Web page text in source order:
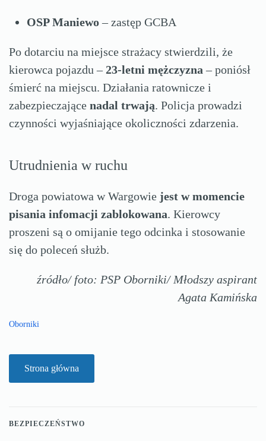
OSP Maniewo– zastęp GCBA
Po dotarciu na miejsce strażacy stwierdzili, że
kierowca pojazdu –23-letni mężczyzna – poniósł
śmierć na miejscu. Działania ratownicze i
zabezpieczające nadal trwają. Policja prowadzi
czynności wyjaśniające okoliczności zdarzenia.
Utrudnienia w ruchu
Droga powiatowa w Wargowie jest w momencie
pisania infomacji zablokowana. Kierowcy
proszeni są o omijanie tego odcinka i stosowanie
się do poleceń służb.
źródło/ foto: PSP Oborniki/ Młodszy aspirant
Agata Kamińska
Oborniki
Strona główna
BEZPIECZEŃSTWO